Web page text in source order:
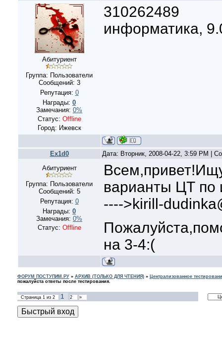
Абитуриент
Группа: Пользователи
Сообщений: 3
Репутация: 0
Награды: 0
Замечания: 0%
Статус: Offline
Город: Ижевск
310262489
информатика,
Ex1d0
Дата: Вторник, 2008-04-22, 3:59 PM |
Абитуриент
Группа: Пользователи
Сообщений: 5
Репутация: 0
Награды: 0
Замечания: 0%
Статус: Offline
варианты ЦТ по
---->kirill-
на 3-4:(
ФОРУМ ПОСТУПИМ.РУ» АРХИВ (ТОЛЬКО ДЛЯ ЧТЕНИЯ)» Централизованное
пожалуйста ответы после тестирования.
Страница 1из 2 1 2 »